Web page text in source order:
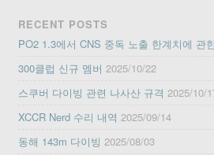
RECENT POSTS
PO2 1.3에서 CNS 중독 노출 한계치에 관
300클럽 신규 멤버 2025/10/22
스쿠버 다이빙 관련 나사산 규격 2025/10/
XCCR Nerd 수리 내역 2025/09/14
동해 143m 다이빙 2025/08/03